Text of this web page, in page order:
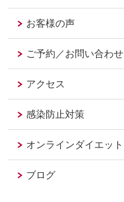
お客様の声
ご予約／お問い合わせ
アクセス
感染防止対策
オンラインダイエット
ブログ